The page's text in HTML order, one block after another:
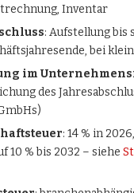
Inventar
: Aufstellung bis
bei
im
des
: 14 % in
10 % bis 2032 – siehe